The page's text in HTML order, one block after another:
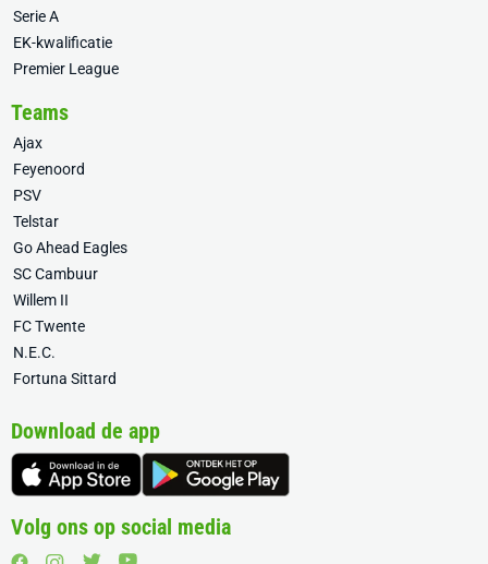
Serie A
EK-kwalificatie
Premier League
Teams
Ajax
Feyenoord
PSV
Telstar
Go Ahead Eagles
SC Cambuur
Willem II
FC Twente
N.E.C.
Fortuna Sittard
Download de app
Volg ons op social media